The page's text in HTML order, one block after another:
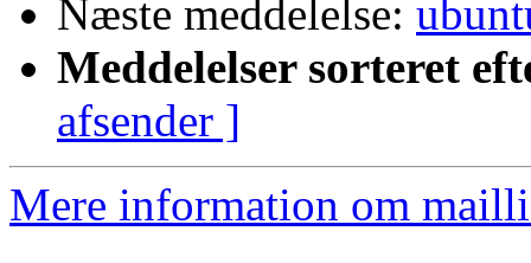
Næste meddelelse:
Meddelelser sorteret
afsender ]
Mere information om